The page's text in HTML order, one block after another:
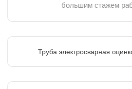
большим стажем
Труба электросварная